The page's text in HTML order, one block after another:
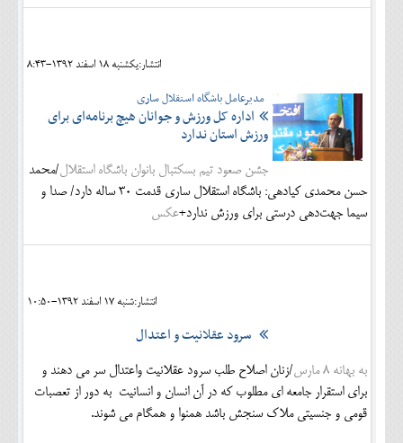
انتشار:يکشنبه 18 اسفند 1392-8:43
مدیرعامل باشگاه استقلال ساری
اداره کل ورزش و جوانان هیچ برنامه‌ای برای
ورزش استان ندارد
جشن صعود تیم بسکتبال بانوان باشگاه استقلال/محمد
حسن محمدی کیادهی: باشگاه استقلال ساری قدمت 30 ساله دارد/ صدا و
سیما جهت‌دهی درستی برای ورزش ندارد+عکس
انتشار:شنبه 17 اسفند 1392-10:50
سرود عقلانیت و اعتدال
به بهانه 8 مارس
/زنان اصلاح طلب سرود عقلانیت واعتدال سر می دهند و
برای استقرار جامعه ای مطلوب که در آن انسان و انسانیت به دور از تعصبات
قومی و جنسیتی ملاک سنجش باشد همنوا و همگام می شوند.